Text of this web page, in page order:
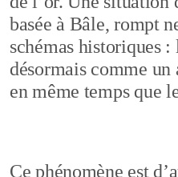
basée à Bâle, rompt
schémas historiques
désormais comme
en même temps que
Ce phénomène est